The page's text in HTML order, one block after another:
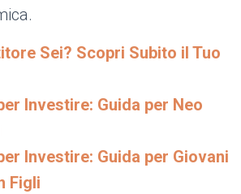
Sei? Scopri Subito il Tuo
Investire: Guida per Neo
Investire: Guida per Giovani
Figli